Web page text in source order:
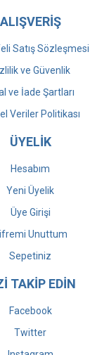
ALIŞVERİŞ
Satış Sözleşmesi
ve Güvenlik
ve İade Şartları
Veriler Politikası
ÜYELİK
Hesabım
Yeni Üyelik
Üye Girişi
Unuttum
Sepetiniz
TAKİP EDİN
Facebook
Twitter